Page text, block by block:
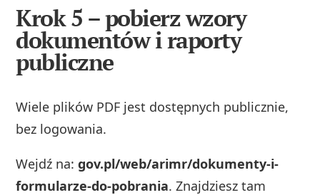
Krok 5 – pobierz wzory
dokumentów i raporty
publiczne
Wiele plików PDF jest dostępnych publicznie,
bez logowania.
Wejdź na:gov.pl/web/arimr/dokumenty-i-
formularze-do-pobrania. Znajdziesz tam